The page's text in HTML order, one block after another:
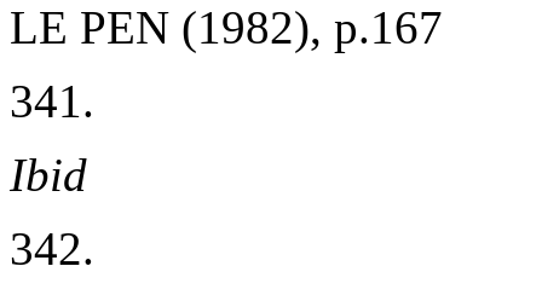
LE PEN (1982), p.167
341.
Ibid
342.